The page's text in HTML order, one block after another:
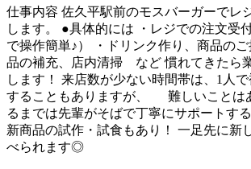
仕事内容 佐久平駅前のモスバーガーでレ
します。 ●具体的には ・レジでの注文受
で操作簡単♪） ・ドリンク作り、商品の
品の補充、店内清掃 など 慣れてきたら
します！ 来店数が少ない時間帯は、1人
することもありますが、 難しいことは
るまでは先輩がそばで丁寧にサポートす
新商品の試作・試食もあり！ 一足先に新
べられます◎